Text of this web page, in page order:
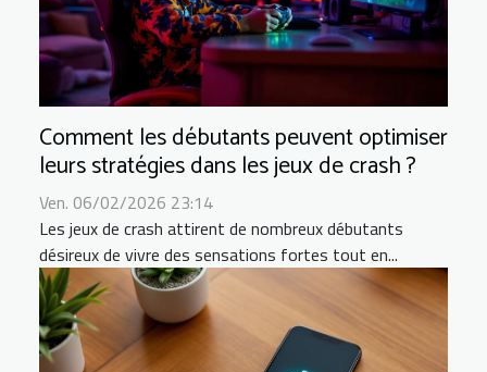
Comment les débutants peuvent optimiser
leurs stratégies dans les jeux de crash ?
Ven. 06/02/2026 23:14
Les jeux de crash attirent de nombreux débutants
désireux de vivre des sensations fortes tout en...